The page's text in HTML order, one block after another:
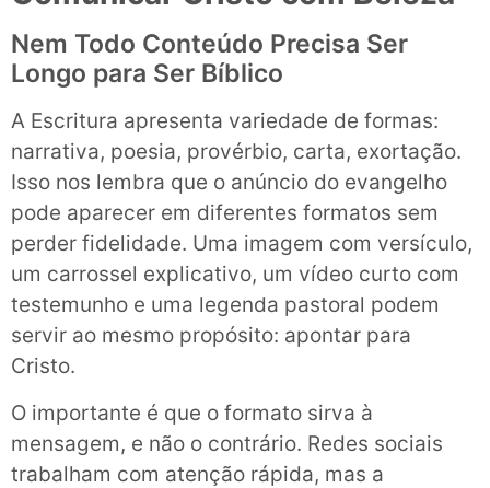
Nem Todo Conteúdo Precisa Ser
Longo para Ser Bíblico
A Escritura apresenta variedade de formas:
narrativa, poesia, provérbio, carta, exortação.
Isso nos lembra que o anúncio do evangelho
pode aparecer em diferentes formatos sem
perder fidelidade. Uma imagem com versículo,
um carrossel explicativo, um vídeo curto com
testemunho e uma legenda pastoral podem
servir ao mesmo propósito: apontar para
Cristo.
O importante é que o formato sirva à
mensagem, e não o contrário. Redes sociais
trabalham com atenção rápida, mas a